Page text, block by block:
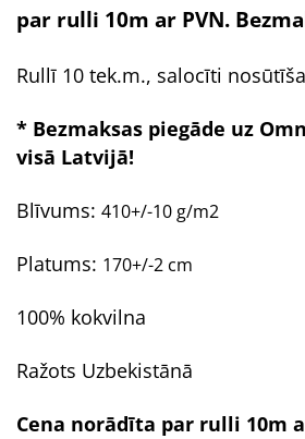
par rulli 10m ar PVN.
Rullī 10 tek.m., salocīti
* Bezmaksas piegāde uz
visā Latvijā!
Blīvums: 410+/-10 g/m2
Platums: 170+/-2 cm
100% kokvilna
Ražots Uzbekistānā
Cena norādīta par rulli 10m